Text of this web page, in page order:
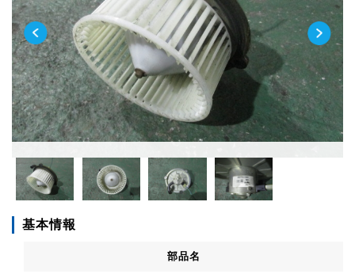
基本情報
部品名